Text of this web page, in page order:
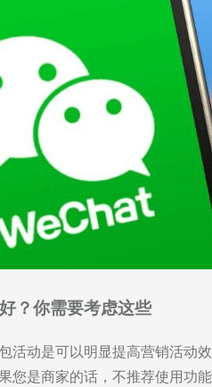
？你需要考虑这些
活动是可以明显提高营销活动效
您是商家的话，不推荐使用功能